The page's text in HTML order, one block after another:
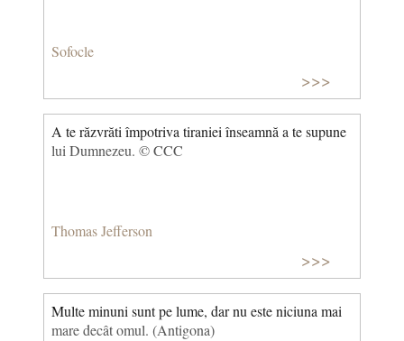
Sofocle
>>>
A te răzvrăti împotriva tiraniei înseamnă a te supune
lui Dumnezeu. © CCC
Thomas Jefferson
>>>
Multe minuni sunt pe lume, dar nu este niciuna mai
mare decât omul. (Antigona)